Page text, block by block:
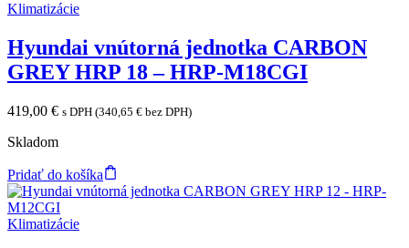
Klimatizácie
Hyundai vnútorná jednotka CARBON
GREY HRP 18 – HRP-M18CGI
419,00 € s DPH (340,65 € bez DPH)
Skladom
Pridať do košíka
Klimatizácie